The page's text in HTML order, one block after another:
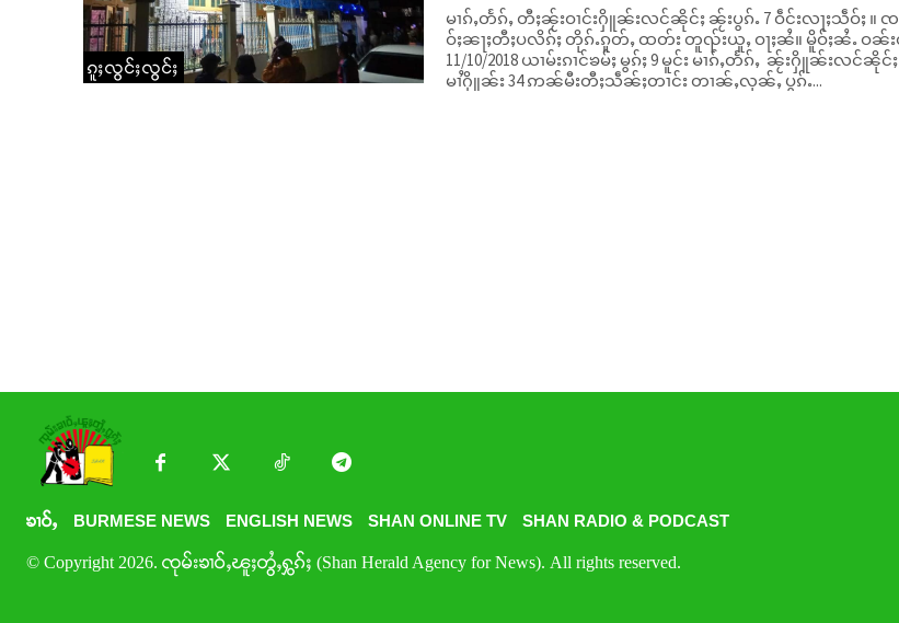
ၵူႈလွင်ႈလွင်ႈ
မၢၵ်ႇတႅၵ်ႇ တီႈၼႂ်းဝၢင်းႁိူၼ်းလင်ၼိုင်ႈ ၼႂ်းပွၵ်ႉ 7 ဝဵင်းလႃႈသဵဝ်ႈ ။ ၸ
ဝ်ႈၼႃႈတီႈပလိၵ်ႈ တိုၵ်ႉၵူတ်ႇ ထတ်း တူၺ်းယူႇ ဝႃႈၼႆ။ မိူဝ်ႈၼႆႉ ဝၼ်းတီႈ
11/10/2018 ယၢမ်းၵၢင်ၶမ်ႈ မွၵ်ႈ 9 မူင်း မၢၵ်ႇတႅၵ်ႇ ၼႂ်းႁိူၼ်းလင်ၼိုင်ႈ
မၢႆႁိူၼ်း 34 ဢၼ်မီးတီႈသဵၼ်ႈတၢင်း တၢၼ်ႇလုၼ်ႇ ပွၵ်ႉ...
ၶၢဝ်ႇ BURMESE NEWS ENGLISH NEWS SHAN ONLINE TV SHAN RADIO & PODCAST
© Copyright 2026. ၸုမ်းၶၢဝ်ႇၽူႈတွႆႇႁွၵ်ႈ (Shan Herald Agency for News). All rights reserved.